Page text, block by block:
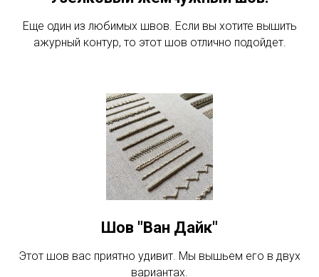
Еще один из любимых швов. Если вы хотите вышить
ажурный контур, то этот шов отлично подойдет.
Шов "Ван Дайк"
Этот шов вас приятно удивит. Мы вышьем его в двух
вариантах.